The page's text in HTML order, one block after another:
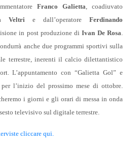
Franco Galietta, coadiuvato
Veltri e dall’operatore Ferdinando
in post produzione diIvan De Rosa.
anche due programmi sportivi sulla
terrestre, inerenti il calcio dilettantistico
L’appuntamento con “Galietta Gol” e
l’inizio del prossimo mese di ottobre.
i giorni e gli orari di messa in onda
televisivo sul digitale terrestre.
cliccare qui.